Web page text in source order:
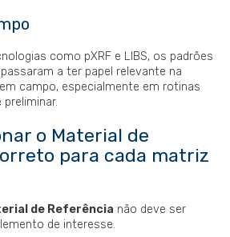
como pXRF e LIBS, os padrões
a ter papel relevante na
campo, especialmente em rotinas
o Material de
para cada matriz
de Referência não deve ser
de interesse.